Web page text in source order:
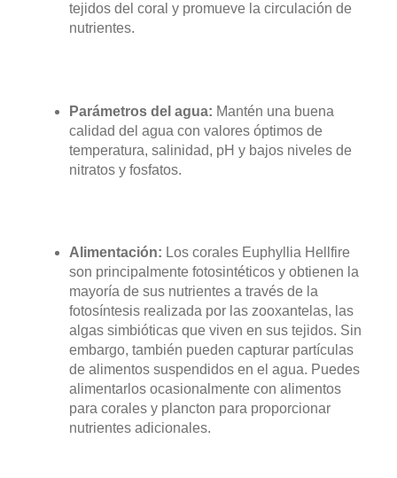
tejidos del coral y promueve la circulación de
nutrientes.
Parámetros del agua: Mantén una buena
calidad del agua con valores óptimos de
temperatura, salinidad, pH y bajos niveles de
nitratos y fosfatos.
Alimentación: Los corales Euphyllia Hellfire
son principalmente fotosintéticos y obtienen la
mayoría de sus nutrientes a través de la
fotosíntesis realizada por las zooxantelas, las
algas simbióticas que viven en sus tejidos. Sin
embargo, también pueden capturar partículas
de alimentos suspendidos en el agua. Puedes
alimentarlos ocasionalmente con alimentos
para corales y plancton para proporcionar
nutrientes adicionales.